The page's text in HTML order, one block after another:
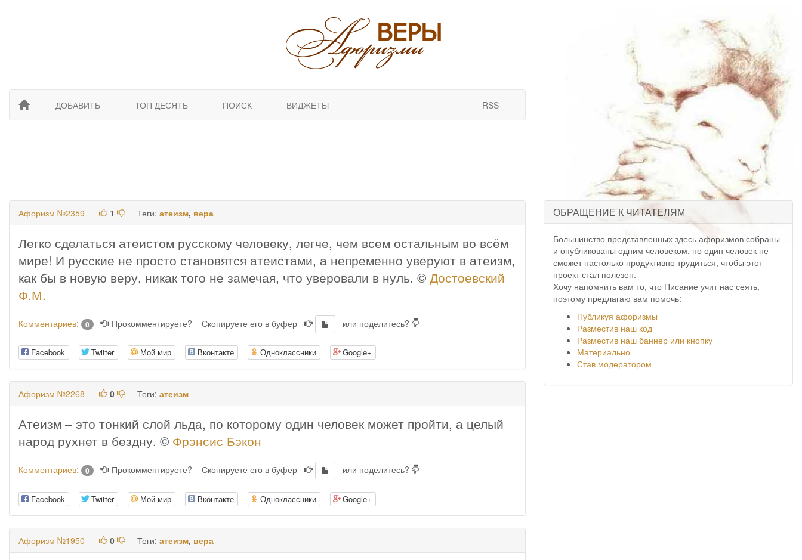
ДОБАВИТЬ ТОП ДЕСЯТЬ ПОИСК ВИДЖЕТЫ RSS
Афоризм №2359 1 Теги: атеизм, вера
Легко сделаться атеистом русскому человеку, легче, чем всем остальным во всём
мире! И русские не просто становятся атеистами, а непременно уверуют в атеизм,
как бы в новую веру, никак того не замечая, что уверовали в нуль. © Достоевский
Ф.М.
Комментариев: 0 Прокомментируете? Скопируете его в буфер или поделитесь?
Facebook Twitter Мой мир Вконтакте Одноклассники Google+
Афоризм №2268 0 Теги: атеизм
Атеизм – это тонкий слой льда, по которому один человек может пройти, а целый
народ рухнет в бездну. © Фрэнсис Бэкон
Комментариев: 0 Прокомментируете? Скопируете его в буфер или поделитесь?
Facebook Twitter Мой мир Вконтакте Одноклассники Google+
Афоризм №1950 0 Теги: атеизм, вера
ОБРАЩЕНИЕ К ЧИТАТЕЛЯМ
Большинство представленных здесь афоризмов собраны
и опубликованы одним человеком, но один человек не
сможет настолько продуктивно трудиться, чтобы этот
проект стал полезен.
Хочу напомнить вам то, что Писание учит нас сеять,
поэтому предлагаю вам помочь:
Публикуя афоризмы
Разместив наш код
Разместив наш баннер или кнопку
Материально
Став модератором